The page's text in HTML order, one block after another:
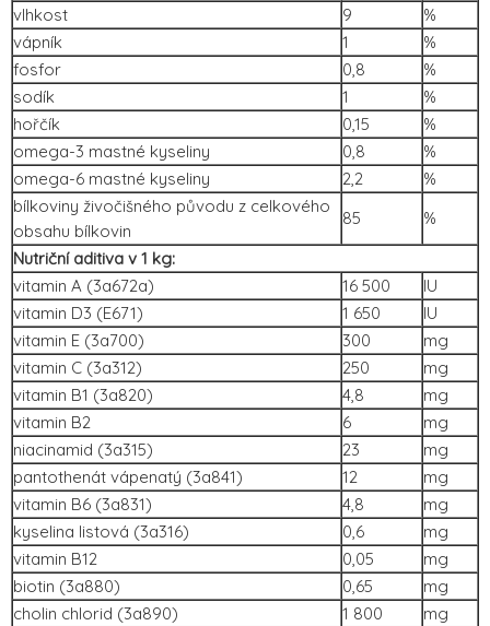
vlhkost
9
%
vápník
1
%
fosfor
0,8
%
sodík
1
%
hořčík
0,15
%
omega-3 mastné kyseliny
0,8
%
omega-6 mastné kyseliny
2,2
%
bílkoviny živočišného původu z celkového
obsahu bílkovin
85
%
Nutriční aditiva v 1 kg:
vitamin A (3a672a)
16 500
IU
vitamin D3 (E671)
1 650
IU
vitamin E (3a700)
300
mg
vitamin C (3a312)
250
mg
vitamin B1 (3a820)
4,8
mg
vitamin B2
6
mg
niacinamid (3a315)
23
mg
pantothenát vápenatý (3a841)
12
mg
vitamin B6 (3a831)
4,8
mg
kyselina listová (3a316)
0,6
mg
vitamin B12
0,05
mg
biotin (3a880)
0,65
mg
cholin chlorid (3a890)
1 800
mg